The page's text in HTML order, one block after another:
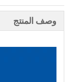
وصف المنتج